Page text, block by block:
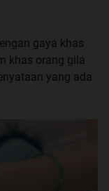
gaya khas
khas orang gila
yang ada